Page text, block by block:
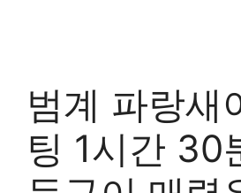
범계 파랑새
팅 1시간 30